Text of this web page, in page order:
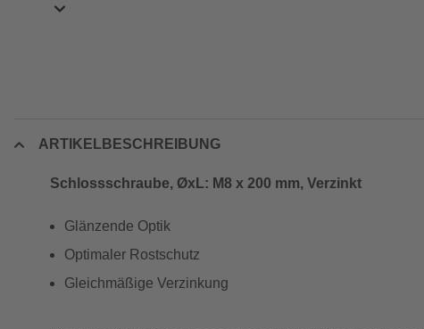
ARTIKELBESCHREIBUNG
Schlossschraube, ØxL: M8 x 200 mm, Verzinkt
Glänzende Optik
Optimaler Rostschutz
Gleichmäßige Verzinkung